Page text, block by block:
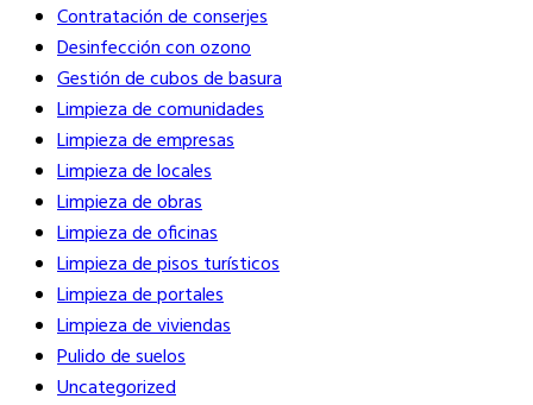
Contratación de conserjes
Desinfección con ozono
Gestión de cubos de basura
Limpieza de comunidades
Limpieza de empresas
Limpieza de locales
Limpieza de obras
Limpieza de oficinas
Limpieza de pisos turísticos
Limpieza de portales
Limpieza de viviendas
Pulido de suelos
Uncategorized